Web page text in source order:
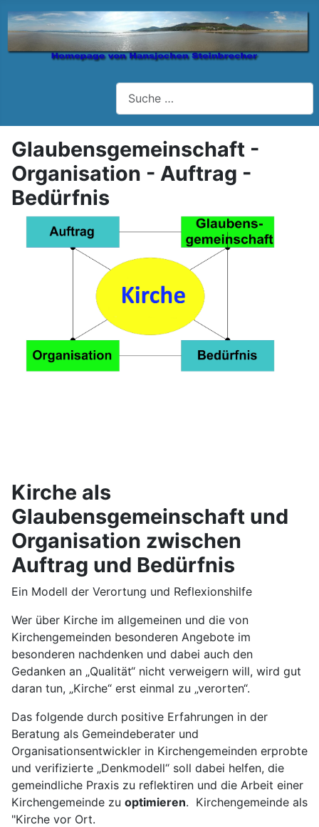
Suchen
Glaubensgemeinschaft -
Organisation - Auftrag -
Bedürfnis
Kirche als
Glaubensgemeinschaft und
Organisation zwischen
Auftrag und Bedürfnis
Ein Modell der Verortung und Reflexionshilfe
Wer über Kirche im allgemeinen und die von
Kirchengemeinden besonderen Angebote im
besonderen nachdenken und dabei auch den
Gedanken an „Qualität“ nicht verweigern will, wird gut
daran tun, „Kirche“ erst einmal zu „verorten“.
Das folgende durch positive Erfahrungen in der
Beratung als Gemeindeberater und
Organisationsentwickler in Kirchengemeinden erprobte
und verifizierte „Denkmodell“ soll dabei helfen, die
gemeindliche Praxis zu reflektiren und die Arbeit einer
Kirchengemeinde zu optimieren. Kirchengemeinde als
"Kirche vor Ort.